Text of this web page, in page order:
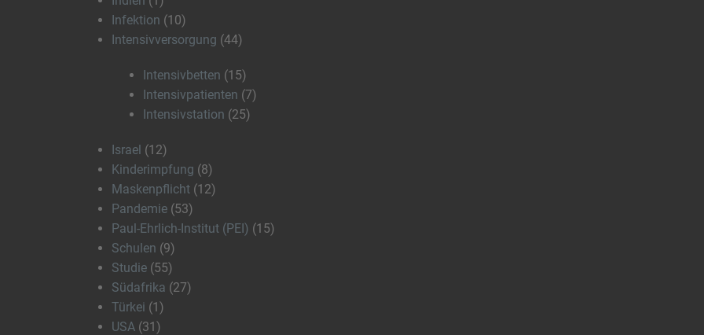
Infektion (10)
Intensivversorgung (44)
Intensivbetten (15)
Intensivpatienten (7)
Intensivstation (25)
Israel (12)
Kinderimpfung (8)
Maskenpflicht (12)
Pandemie (53)
Paul-Ehrlich-Institut (PEI) (15)
Schulen (9)
Studie (55)
Südafrika (27)
Türkei (1)
USA (31)